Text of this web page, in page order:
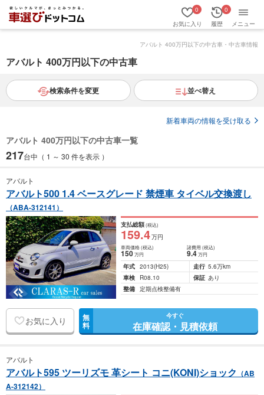
お気に入り
0
履歴
0
メニュー
アバルト 400万円以下の中古車・中古車情報
アバルト 400万円以下の中古車
検索条件を変更 並べ替え
新着車両の情報を受け取る
アバルト 400万円以下の中古車一覧
217台中（ 1 ～ 30 件を表示 ）
アバルト
アバルト500 1.4 ベースグレード 禁煙車 タイベル交換渡し
（ABA-312141）
支払総額(税込)
159.4万円
車両価格(税込)
150万円
諸費用 (税込)
9.4 万円
年式 2013(H25) 走行 5.6万km
車検
R08.10 保証 あり
整備 定期点検整備有
お気に入り 無
料
今すぐ
在庫確認・見積依頼
アバルト
アバルト595 ツーリズモ 革シート コニ(KONI)ショック （AB
A-312142）